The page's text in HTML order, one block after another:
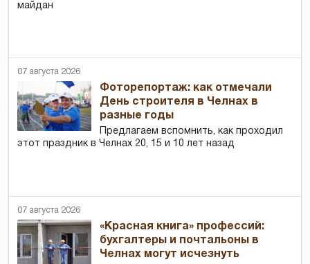
майдан
07 августа 2026
Фоторепортаж: как отмечали
День строителя в Челнах в
разные годы
Предлагаем вспомнить, как проходил
этот праздник в Челнах 20, 15 и 10 лет назад
07 августа 2026
«Красная книга» профессий:
бухгалтеры и почтальоны в
Челнах могут исчезнуть